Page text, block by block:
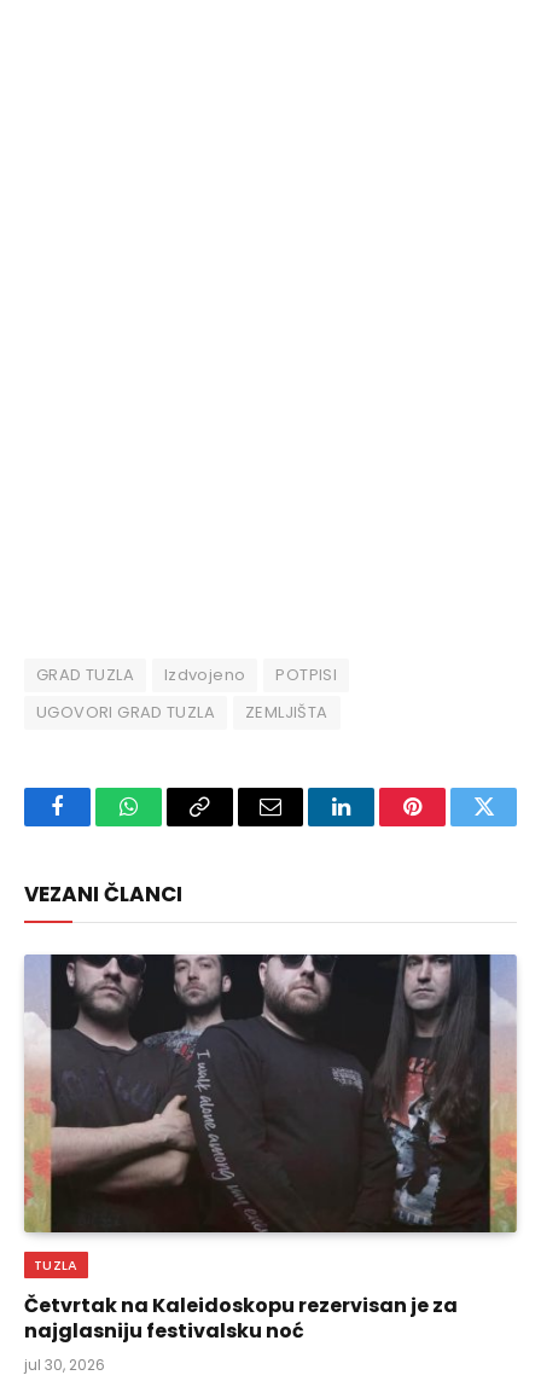
GRAD TUZLA Izdvojeno
POTPISI
UGOVORI GRAD TUZLA
ZEMLJIŠTA
FacebookWhatsAppCopy
Email LinkedInPinterest
VEZANI ČLANCI
TUZLA
Četvrtak na Kaleidoskopu rezervisan je za
najglasniju festivalsku noć
jul 30, 2026